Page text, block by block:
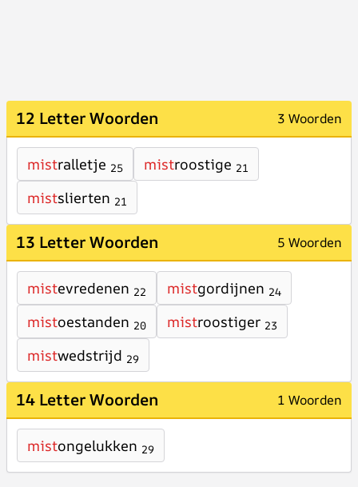
12 Letter Woorden 3 Woorden
mistralletje 25 mistroostige 21
mistslierten 21
13 Letter Woorden 5 Woorden
mistevredenen 22 mistgordijnen 24
mistoestanden 20 mistroostiger 23
mistwedstrijd 29
14 Letter Woorden 1 Woorden
mistongelukken 29